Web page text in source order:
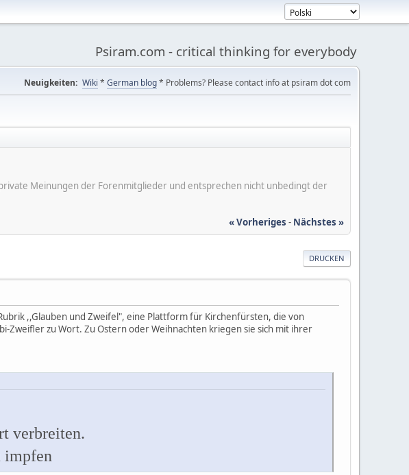
Psiram.com - critical thinking for everybody
Neuigkeiten: Wiki * German blog* Problems? Please contact info at psiram dot com
Meinungen der Forenmitglieder und entsprechen nicht unbedingt der
« Vorheriges - Nächstes »
DRUCKEN
,,Glauben und Zweifel", eine Plattform für Kirchenfürsten, die von
Zweifler zu Wort. Zu Ostern oder Weihnachten kriegen sie sich mit ihrer
verbreiten.
impfen